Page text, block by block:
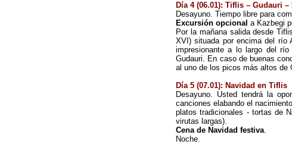
Día 4 (06.01): Tiflis – Gudauri –
Desayuno. Tiempo libre para
Excursión opcional a Kazbegi
Por la mañana salida desde
XVI) situada por encima del
impresionante a lo largo del
Gudauri. En caso de buenas
al uno de los picos más altos de
Día 5 (07.01): Navidad en Tiflis
Desayuno. Usted tendrá la
canciones elabando el
platos tradicionales - tortas de
virutas largas).
Cena de Navidad festiva.
Noche.